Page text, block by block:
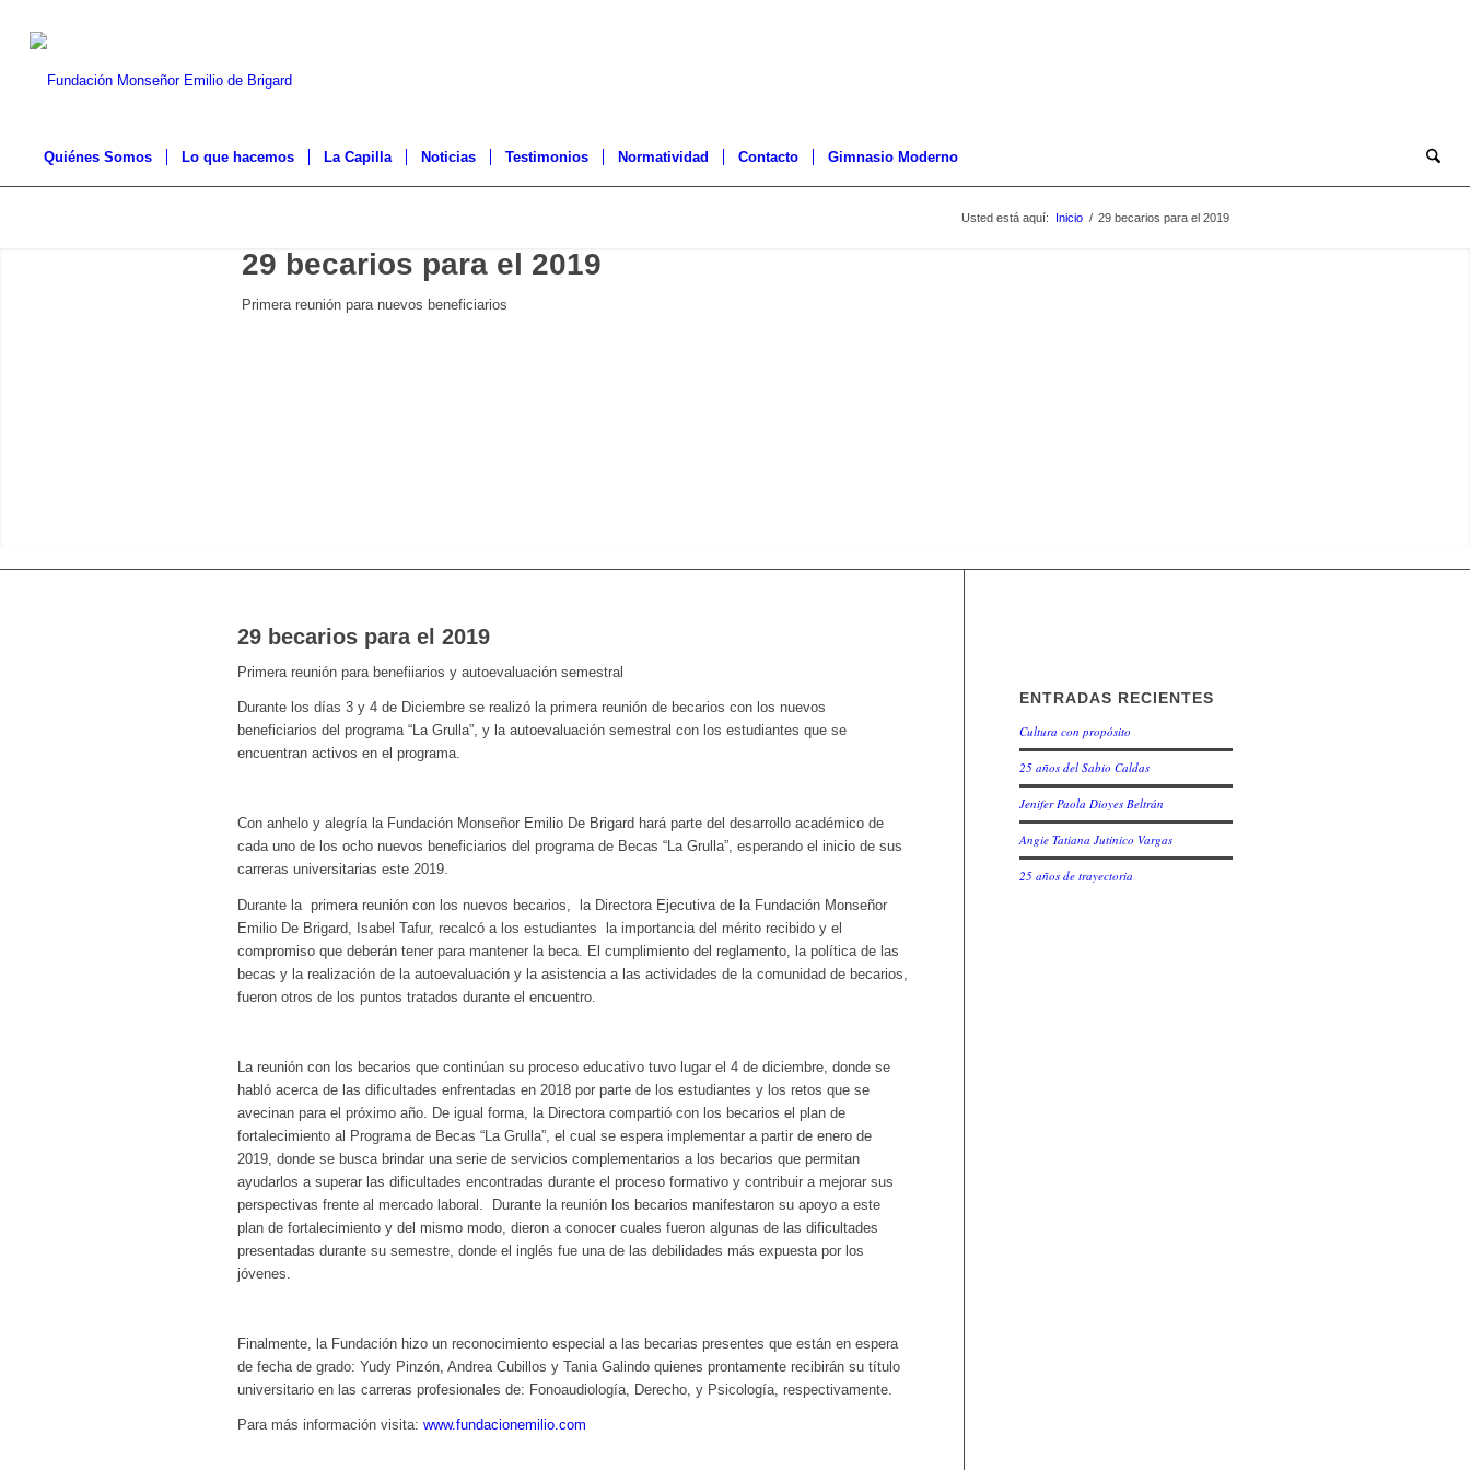
Quiénes Somos Lo que hacemos La Capilla Noticias Testimonios Normatividad Contacto Gimnasio Moderno
Usted está aquí: Inicio / 29 becarios para el 2019
29 becarios para el 2019
Primera reunión para nuevos beneficiarios
29 becarios para el 2019
Primera reunión para benefiiarios y autoevaluación semestral
Durante los días 3 y 4 de Diciembre se realizó la primera reunión de becarios con los nuevos
beneficiarios del programa “La Grulla”, y la autoevaluación semestral con los estudiantes que se
encuentran activos en el programa.
Con anhelo y alegría la Fundación Monseñor Emilio De Brigard hará parte del desarrollo académico de
cada uno de los ocho nuevos beneficiarios del programa de Becas “La Grulla”, esperando el inicio de sus
carreras universitarias este 2019.
Durante la primera reunión con los nuevos becarios, la Directora Ejecutiva de la Fundación Monseñor
Emilio De Brigard, Isabel Tafur, recalcó a los estudiantes la importancia del mérito recibido y el
compromiso que deberán tener para mantener la beca. El cumplimiento del reglamento, la política de las
becas y la realización de la autoevaluación y la asistencia a las actividades de la comunidad de becarios,
fueron otros de los puntos tratados durante el encuentro.
La reunión con los becarios que continúan su proceso educativo tuvo lugar el 4 de diciembre, donde se
habló acerca de las dificultades enfrentadas en 2018 por parte de los estudiantes y los retos que se
avecinan para el próximo año. De igual forma, la Directora compartió con los becarios el plan de
fortalecimiento al Programa de Becas “La Grulla”, el cual se espera implementar a partir de enero de
2019, donde se busca brindar una serie de servicios complementarios a los becarios que permitan
ayudarlos a superar las dificultades encontradas durante el proceso formativo y contribuir a mejorar sus
perspectivas frente al mercado laboral. Durante la reunión los becarios manifestaron su apoyo a este
plan de fortalecimiento y del mismo modo, dieron a conocer cuales fueron algunas de las dificultades
presentadas durante su semestre, donde el inglés fue una de las debilidades más expuesta por los
jóvenes.
Finalmente, la Fundación hizo un reconocimiento especial a las becarias presentes que están en espera
de fecha de grado: Yudy Pinzón, Andrea Cubillos y Tania Galindo quienes prontamente recibirán su título
universitario en las carreras profesionales de: Fonoaudiología, Derecho, y Psicología, respectivamente.
Para más información visita: www.fundacionemilio.com
ENTRADAS RECIENTES
Cultura con propósito
25 años del Sabio Caldas
Jenifer Paola Dioyes Beltrán
Angie Tatiana Jutinico Vargas
25 años de trayectoria